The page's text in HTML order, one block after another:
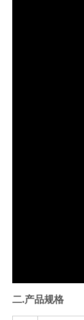
二.产品规格